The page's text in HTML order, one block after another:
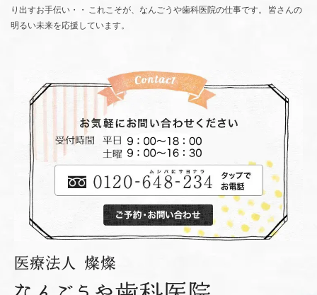
り出すお手伝い・・ これこそが、なんごうや歯科医院の仕事です。 皆さんの
明るい未来を応援しています。